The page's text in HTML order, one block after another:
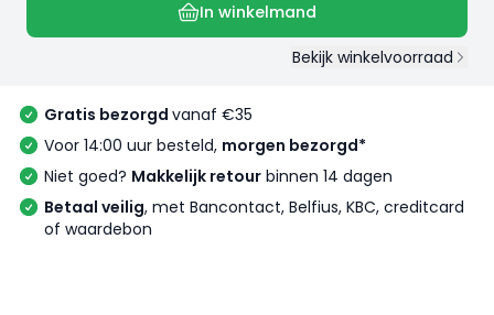
In winkelmand
Bekijk winkelvoorraad
Gratis bezorgd vanaf €35
Voor 14:00 uur besteld, morgen bezorgd*
Niet goed? Makkelijk retour binnen 14 dagen
Betaal veilig, met Bancontact, Belfius, KBC, creditcard
of waardebon